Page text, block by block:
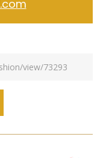
ในคอลเลกชันนี้นำ
แมตทีเรียลคุณภาพ
ครีเอตได้หลายลุค
คัดสรรไอเทมที่คิด